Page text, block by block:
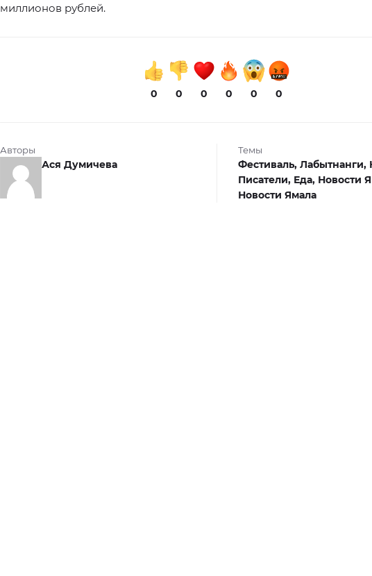
миллионов рублей.
0 0 0 0 0 0
Авторы
Ася Думичева
Темы
Фестиваль, Лабытнанги,
Писатели, Еда, Новости
Новости Ямала